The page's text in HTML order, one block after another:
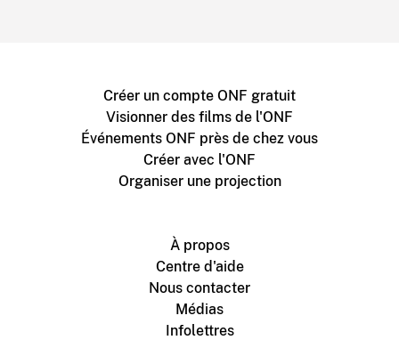
Créer un compte ONF gratuit
Visionner des films de l'ONF
Événements ONF près de chez vous
Créer avec l'ONF
Organiser une projection
À propos
Centre d'aide
Nous contacter
Médias
Infolettres